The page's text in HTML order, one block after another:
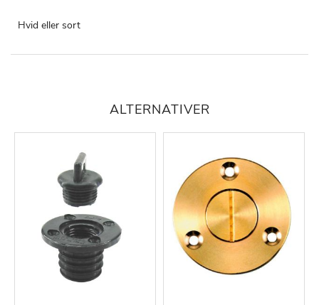
Hvid eller sort
ALTERNATIVER